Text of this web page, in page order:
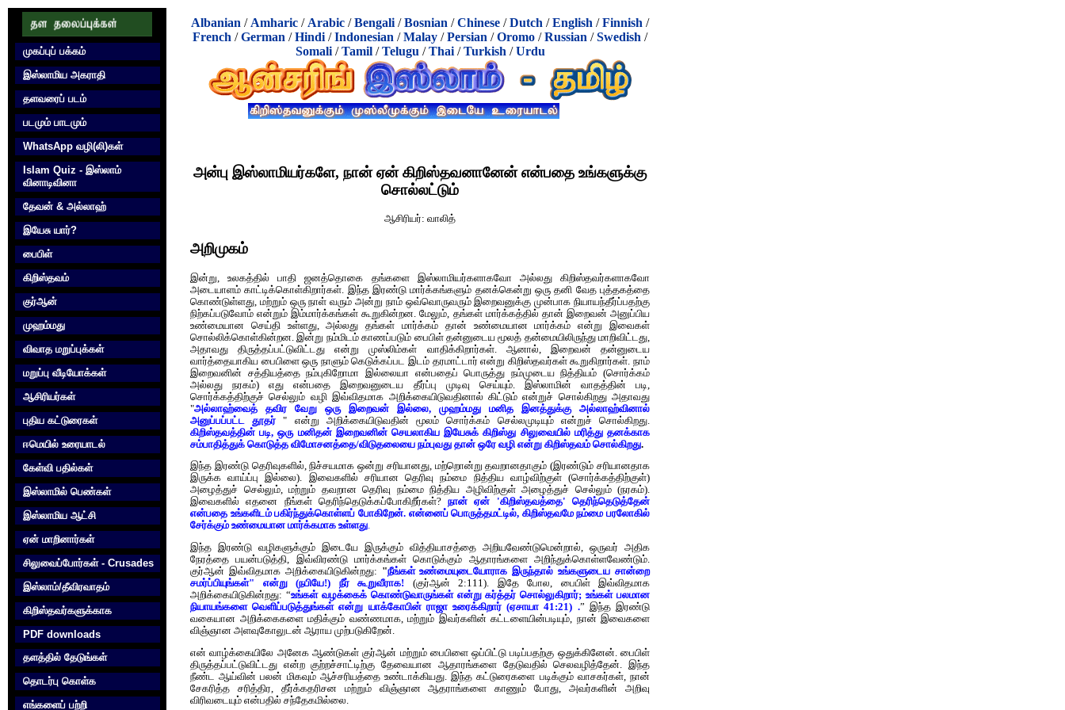
முகப்புப் பக்கம்
இஸ்லாமிய அகராதி
தளவரைப் படம்
படமும் பாடமும்
WhatsApp வழி(லி)கள்
Islam Quiz - இஸ்லாம்
வினாடிவினா
தேவன் & அல்லாஹ்
இயேசு யார்?
பைபிள்
கிறிஸ்தவம்
குர்‍ஆன்
முஹம்மது
விவாத மறுப்புக்கள்
மறுப்பு வீடியோக்கள்
ஆசிரியர்கள்
புதிய கட்டுரைகள்
ஈமெயில் உரையாடல்
கேள்வி பதில்கள்
இஸ்லாமில் பெண்கள்
இஸ்லாமிய ஆட்சி
ஏன் மாறினார்கள்
சிலுவைப்போர்கள் - Crusades
இஸ்லாம்/தீவிரவாதம்
கிறிஸ்தவர்களுக்காக‌
PDF downloads
தளத்தில் தேடுங்கள்
தொடர்பு கொள்க‌
எங்களைப் பற்றி
Albanian / Amharic / Arabic /Bengali /Bosnian /Chinese /Dutch /English /Finnish /
French /German /Hindi /Indonesian /Malay /Persian /Oromo /Russian /Swedish /
Somali/Tamil/Telugu /Thai/Turkish /Urdu
அன்பு இஸ்லாமியர்களே, நான் ஏன் கிறிஸ்தவனானேன் என்பதை உங்களுக்கு
சொல்லட்டும்
ஆசிரியர்: வாலித்
அறிமுகம்
இன்று, உலகத்தில் பாதி ஜனத்தொகை தங்களை இஸ்லாமியர்களாகவோ அல்லது கிறிஸ்தவர்களாகவோ
அடையாளம் காட்டிக்கொள்கிறார்கள். இந்த இரண்டு மார்க்கங்களும் தனக்கென்று ஒரு தனி வேத புத்தகத்தை
கொண்டுள்ளது, மற்றும் ஒரு நாள் வரும் அன்று நாம் ஒவ்வொருவரும் இறைவனுக்கு முன்பாக நியாயந்தீர்ப்பதற்கு
நிற்கப்படுவோம் என்றும் இம்மார்க்கங்கள் கூறுகின்றன. மேலும், தங்கள் மார்க்கத்தில் தான் இறைவன் அனுப்பிய
உண்மையான செய்தி உள்ளது, அல்லது தங்கள் மார்க்கம் தான் உண்மையான மார்க்கம் என்று இவைகள்
சொல்லிக்கொள்கின்றன. இன்று நம்மிடம் காணப்படும் பைபிள் தன்னுடைய மூலத் தன்மையிலிருந்து மாறிவிட்டது,
அதாவது திருத்தப்பட்டுவிட்டது என்று முஸ்லிம்கள் வாதிக்கிறார்கள். ஆனால், இறைவன் தன்னுடைய
வார்த்தையாகிய பைபிளை ஒரு நாளும் கெடுக்கப்பட இடம் தரமாட்டார் என்று கிறிஸ்தவர்கள் கூறுகிறார்கள். நாம்
இறைவனின் சத்தியத்தை நம்புகிறோமா இல்லையா என்பதைப் பொருத்து நம்முடைய நித்தியம் (சொர்க்கம்
அல்லது நரகம்) எது என்பதை இறைவனுடைய தீர்ப்பு முடிவு செய்யும். இஸ்லாமின் வாதத்தின் படி,
சொர்க்கத்திற்குச் செல்லும் வழி இவ்விதமாக அறிக்கையிடுவதினால் கிட்டும் என்றுச் சொல்கிறது அதாவது
"அல்லாஹ்வைத் தவிர வேறு ஒரு இறைவன் இல்லை, முஹம்மது மனித இனத்துக்கு அல்லாஹ்வினால்
அனுப்பப்பட்ட தூதர் " என்று அறிக்கையிடுவதின் மூலம் சொர்க்கம் செல்லமுடியும் என்றுச் சொல்கிறது.
கிறிஸ்தவத்தின் படி, ஒரு மனிதன் இறைவனின் செயலாகிய இயேசுக் கிறிஸ்து சிலுவையில் மரித்து தனக்காக
சம்பாதித்துக் கொடுத்த விமோசனத்தை/விடுதலையை நம்புவது தான் ஒரே வழி என்று கிறிஸ்தவம் சொல்கிறது.
இந்த இரண்டு தெரிவுகளில், நிச்சயமாக ஒன்று சரியானது, மற்றொன்று தவறானதாகும் (இரண்டும் சரியானதாக
இருக்க வாய்ப்பு இல்லை). இவைகளில் சரியான தெரிவு நம்மை நித்திய வாழ்விற்குள் (சொர்க்கத்திற்குள்)
அழைத்துச் செல்லும், மற்றும் தவறான தெரிவு நம்மை நித்திய அழிவிற்குள் அழைத்துச் செல்லும் (நரகம்).
இவைகளில் எதனை நீங்கள் தெரிந்தெடுக்கப்போகிறீர்கள்?நான் ஏன் 'கிறிஸ்தவத்தை' தெரிந்தெடுத்தேன்
என்பதை உங்களிடம் பகிர்ந்துக்கொள்ளப் போகிறேன். என்னைப் பொருத்தமட்டில், கிறிஸ்தவமே நம்மை பரலோகில்
சேர்க்கும் உண்மையான மார்க்கமாக உள்ளது.
இந்த இரண்டு வழிகளுக்கும் இடையே இருக்கும் வித்தியாசத்தை அறியவேண்டுமென்றால், ஒருவர் அதிக
நேரத்தை பயன்படுத்தி, இவ்விரண்டு மார்க்கங்கள் கொடுக்கும் ஆதாரங்களை அறிந்துக்கொள்ளவேண்டும்.
குர்ஆன் இவ்விதமாக அறிக்கையிடுகின்றது: "நீங்கள் உண்மையுடையோராக இருந்தால் உங்களுடைய சான்றை
சமர்ப்பியுங்கள்" என்று (நபியே!) நீர் கூறுவீராக! (குர்ஆன் 2:111). இதே போல, பைபிள் இவ்விதமாக
அறிக்கையிடுகின்றது: “உங்கள் வழக்கைக் கொண்டுவாருங்கள் என்று கர்த்தர் சொல்லுகிறார்; உங்கள் பலமான
நியாயங்களை வெளிப்படுத்துங்கள் என்று யாக்கோபின் ராஜா உரைக்கிறார் (ஏசாயா 41:21) .” இந்த இரண்டு
வகையான அறிக்கைகளை மதிக்கும் வண்ணமாக, மற்றும் இவர்களின் கட்டளையின்படியும், நான் இவைகளை
விஞ்ஞான அளவுகோலுடன் ஆராய முற்படுகிறேன்.
என் வாழ்க்கையிலே அனேக ஆண்டுகள் குர்ஆன் மற்றும் பைபிளை ஒப்பிட்டு படிப்பதற்கு ஒதுக்கினேன். பைபிள்
திருத்தப்பட்டுவிட்டது என்ற குற்றச்சாட்டிற்கு தேவையான ஆதாரங்களை தேடுவதில் செலவழித்தேன். இந்த
நீண்ட ஆய்வின் பலன் மிகவும் ஆச்சரியத்தை உண்டாக்கியது. இந்த கட்டுரைகளை படிக்கும் வாசகர்கள், நான்
சேகரித்த சரித்திர, தீர்க்கதரிசன மற்றும் விஞ்ஞான ஆதராங்களை காணும் போது, அவர்களின் அறிவு
விரிவடையும் என்பதில் சந்தேகமில்லை.